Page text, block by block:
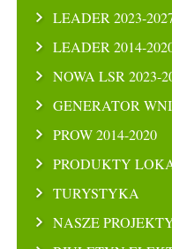
LEADER 2023-
LEADER 2014-
NOWA LSR 2023-
GENERATOR
PROW 2014-2020
PRODUKTY
TURYSTYKA
NASZE